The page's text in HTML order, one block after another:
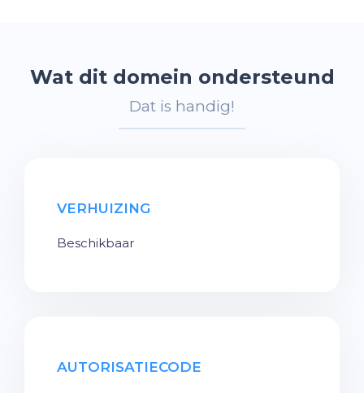
Wat dit domein ondersteund
Dat is handig!
VERHUIZING
Beschikbaar
AUTORISATIECODE